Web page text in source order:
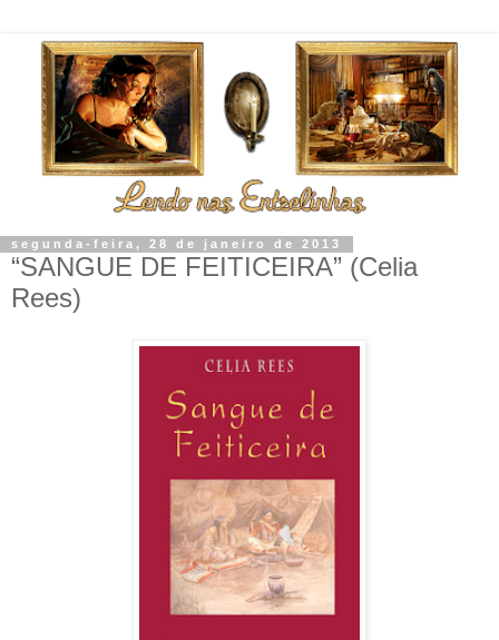
segunda-feira, 28 de janeiro de 2013
“SANGUE DE FEITICEIRA” (Celia
Rees)